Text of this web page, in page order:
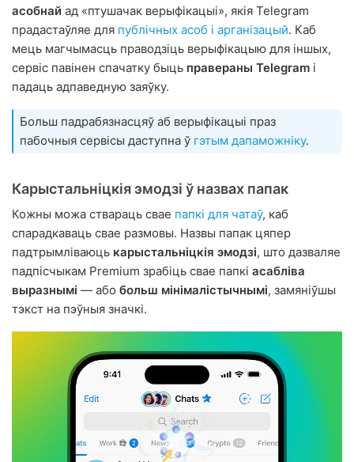
асобнай ад «птушачак верыфікацыі», якія Telegram
прадастаўляе для публічных асоб і арганізацый. Каб
мець магчымасць праводзіць верыфікацыю для іншых,
сервіс павінен спачатку быць правераны Telegram і
падаць адпаведную заяўку.
Больш падрабязнасцяў аб верыфікацыі праз
пабочныя сервісы даступна ў гэтым дапаможніку.
Карыстальніцкія эмодзі ў назвах папак
Кожны можа ствараць свае папкі для чатаў, каб
спарадкаваць свае размовы. Назвы папак цяпер
падтрымліваюць карыстальніцкія эмодзі, што дазваляе
падпісчыкам Premium зрабіць свае папкі асабліва
выразнымі — або больш мінімалістычнымі, замяніўшы
тэкст на пэўныя значкі.